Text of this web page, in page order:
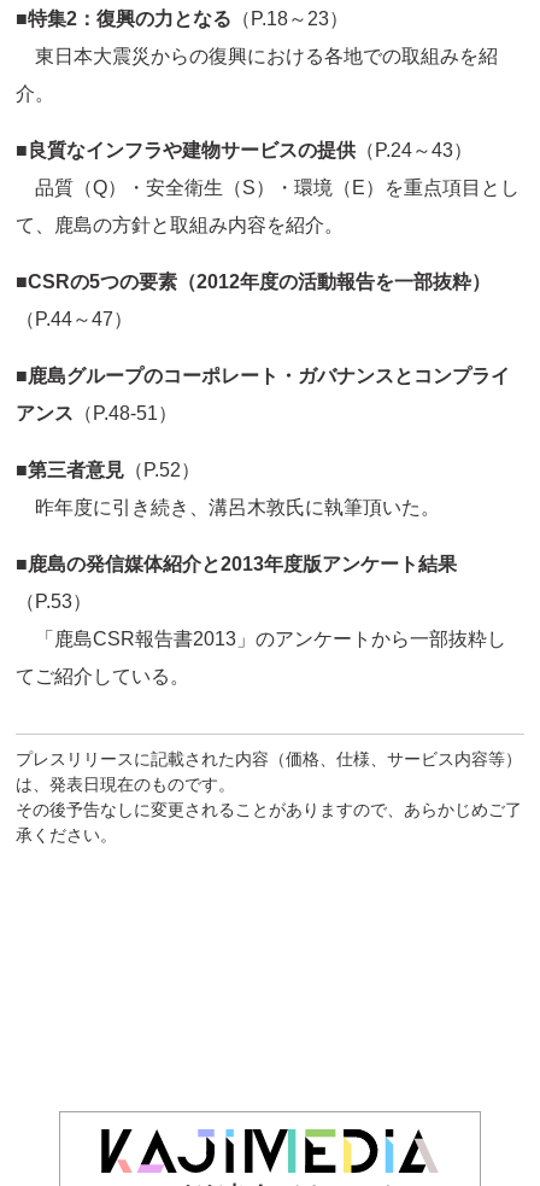
■特集2：復興の力となる （P.18～23）
東日本大震災からの復興における各地での取組みを紹
介。
■良質なインフラや建物サービスの提供 （P.24～43）
品質（Q）・安全衛生（S）・環境（E）を重点項目とし
て、鹿島の方針と取組み内容を紹介。
■CSRの5つの要素（2012年度の活動報告を一部抜粋）
（P.44～47）
■鹿島グループのコーポレート・ガバナンスとコンプライ
アンス （P.48-51）
■第三者意見 （P.52）
昨年度に引き続き、溝呂木敦氏に執筆頂いた。
■鹿島の発信媒体紹介と2013年度版アンケート結果
（P.53）
「鹿島CSR報告書2013」のアンケートから一部抜粋し
てご紹介している。
プレスリリースに記載された内容（価格、仕様、サービス内容等）
は、発表日現在のものです。
その後予告なしに変更されることがありますので、あらかじめご了
承ください。